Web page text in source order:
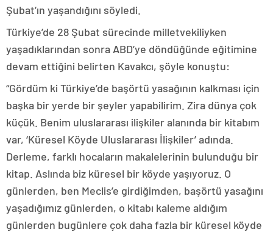
Şubat’ın yaşandığını söyledi.
Türkiye’de 28 Şubat sürecinde milletvekiliyken
yaşadıklarından sonra ABD’ye döndüğünde eğitimine
devam ettiğini belirten Kavakcı, şöyle konuştu:
“Gördüm ki Türkiye’de başörtü yasağının kalkması için
başka bir yerde bir şeyler yapabilirim. Zira dünya çok
küçük. Benim uluslararası ilişkiler alanında bir kitabım
var, ‘Küresel Köyde Uluslararası İlişkiler’ adında.
Derleme, farklı hocaların makalelerinin bulunduğu bir
kitap. Aslında biz küresel bir köyde yaşıyoruz. O
günlerden, ben Meclis’e girdiğimden, başörtü yasağını
yaşadığımız günlerden, o kitabı kaleme aldığım
günlerden bugünlere çok daha fazla bir küresel köyde